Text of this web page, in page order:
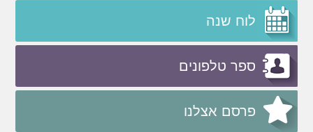
לוח שנה
ספר טלפונים
פרסם אצלנו